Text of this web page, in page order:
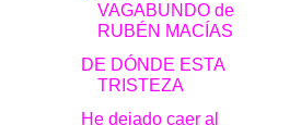
VAGABUNDO de
RUBÉN MACÍAS
DE DÓNDE ESTA
TRISTEZA
He dejado caer al